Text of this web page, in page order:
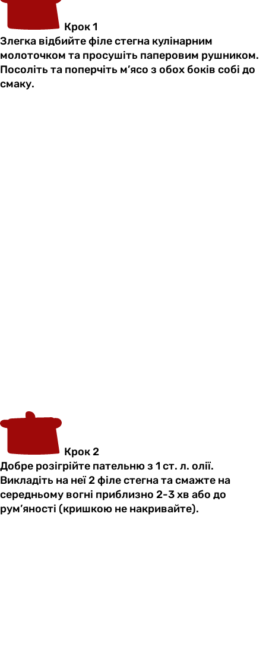
Крок 1
Злегка відбийте філе стегна кулінарним
молоточком та просушіть паперовим рушником.
Посоліть та поперчіть м’ясо з обох боків собі до
смаку.
Крок 2
Добре розігрійте пательню з 1 ст. л. олії.
Викладіть на неї 2 філе стегна та смажте на
середньому вогні приблизно 2-3 хв або до
рум’яності (кришкою не накривайте).